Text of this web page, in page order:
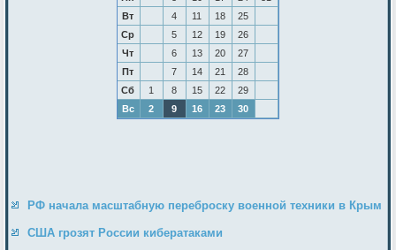
Вт
4 11 18
25
Ср
5 12 19
26
Чт
6 13 20
27
Пт
7 14 21
28
Сб
1 8 15 22
29
Вс
2 9 16 23 30
РФ начала масштабную переброску военной техники в Крым
США грозят России кибератаками